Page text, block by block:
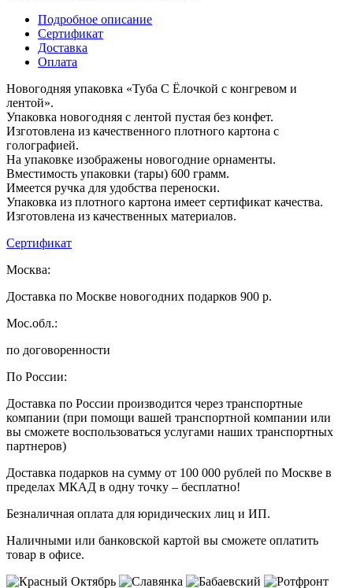
Подробное описание
Сертификат
Доставка
Оплата
Новогодняя упаковка «Туба С Ёлочкой с конгревом и
лентой».
Упаковка новогодняя с лентой пустая без конфет.
Изготовлена из качественного плотного картона с
голографией.
На упаковке изображены новогодние орнаменты.
Вместимость упаковки (тары) 600 грамм.
Имеется ручка для удобства переноски.
Упаковка из плотного картона имеет сертификат качества.
Изготовлена из качественных материалов.
Сертификат
Москва:
Доставка по Москве новогодних подарков 900 р.
Мос.обл.:
по договоренности
По России:
Доставка по России производится через транспортные
компании (при помощи вашей транспортной компании или
вы сможете воспользоваться услугами наших транспортных
партнеров)
Доставка подарков на сумму от 100 000 рублей по Москве в
пределах МКАД в одну точку – бесплатно!
Безналичная оплата для юридических лиц и ИП.
Наличными или банковской картой вы сможете оплатить
товар в офисе.